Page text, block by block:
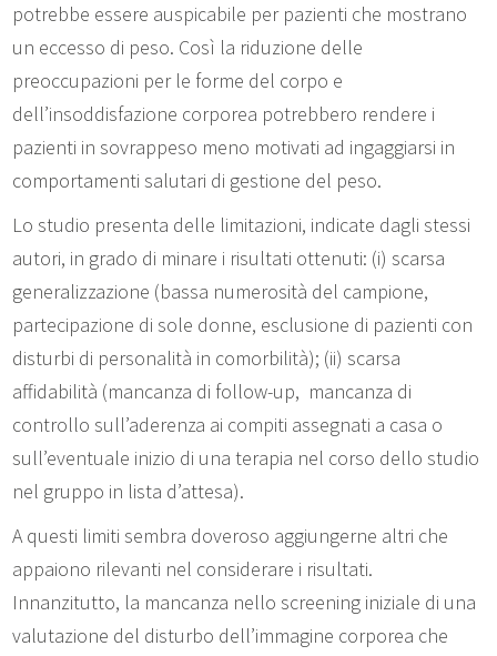
potrebbe essere auspicabile per pazienti che mostrano
un eccesso di peso. Così la riduzione delle
preoccupazioni per le forme del corpo e
dell’insoddisfazione corporea potrebbero rendere i
pazienti in sovrappeso meno motivati ad ingaggiarsi in
comportamenti salutari di gestione del peso.
Lo studio presenta delle limitazioni, indicate dagli stessi
autori, in grado di minare i risultati ottenuti: (i) scarsa
generalizzazione (bassa numerosità del campione,
partecipazione di sole donne, esclusione di pazienti con
disturbi di personalità in comorbilità); (ii) scarsa
affidabilità (mancanza di follow-up, mancanza di
controllo sull’aderenza ai compiti assegnati a casa o
sull’eventuale inizio di una terapia nel corso dello studio
nel gruppo in lista d’attesa).
A questi limiti sembra doveroso aggiungerne altri che
appaiono rilevanti nel considerare i risultati.
Innanzitutto, la mancanza nello screening iniziale di una
valutazione del disturbo dell’immagine corporea che